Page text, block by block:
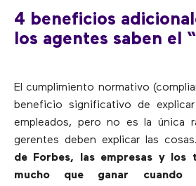
4 beneficios
los agentes saben el
El cumplimiento normativo
beneficio significativo de
empleados, pero no es la única
gerentes deben explicar las
de Forbes, las empresas y los
mucho que ganar cuando